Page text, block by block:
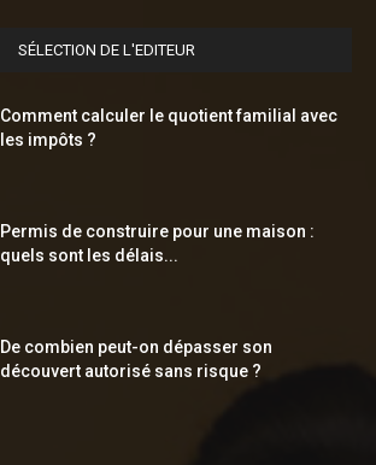
SÉLECTION DE L'EDITEUR
Comment calculer le quotient familial avec
les impôts ?
Permis de construire pour une maison :
quels sont les délais...
De combien peut-on dépasser son
découvert autorisé sans risque ?